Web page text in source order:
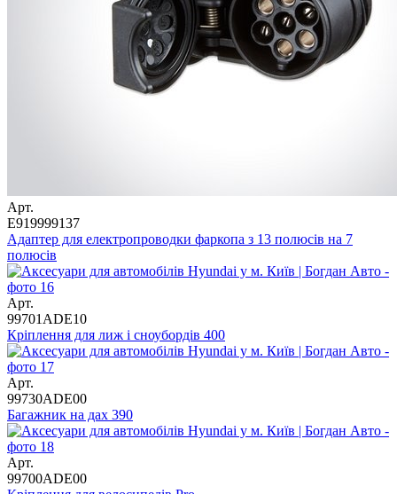
Арт.
E919999137
Адаптер для електропроводки фаркопа з 13 полюсів на 7
полюсів
Арт.
99701ADE10
Кріплення для лиж і сноубордів 400
Арт.
99730ADE00
Багажник на дах 390
Арт.
99700ADE00